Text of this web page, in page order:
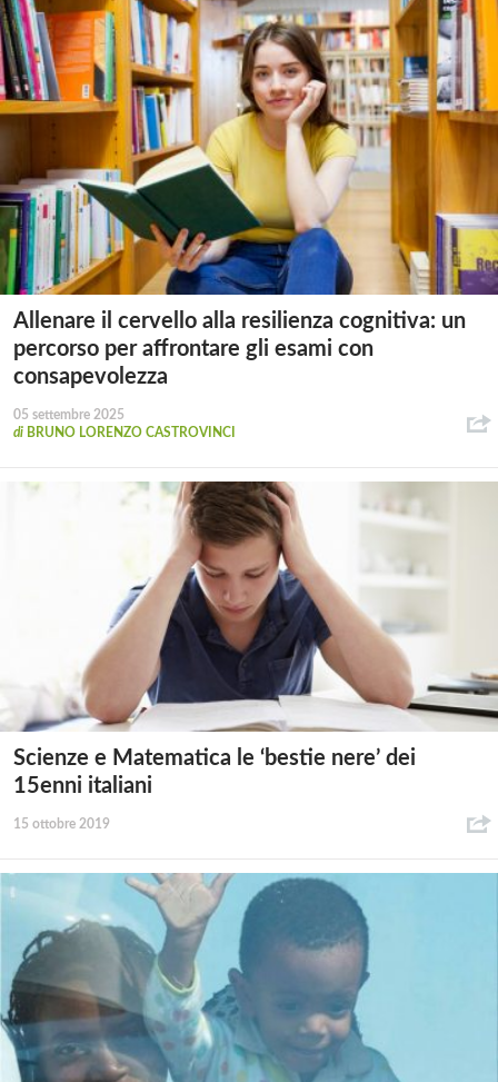
Allenare il cervello alla resilienza cognitiva: un
percorso per affrontare gli esami con
consapevolezza
05 settembre 2025
di BRUNO LORENZO CASTROVINCI
Scienze e Matematica le ‘bestie nere’ dei
15enni italiani
15 ottobre 2019